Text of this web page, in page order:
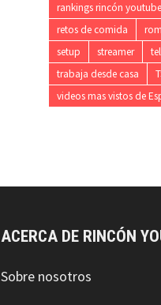
rankings rincón
retos de comida
setup
streamer
trabaja desde casa
videos mas vistos de
ACERCA DE RINCÓN
Sobre nosotros